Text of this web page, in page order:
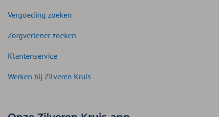
Vergoeding zoeken
Zorgverlener zoeken
Klantenservice
Werken bij Zilveren Kruis